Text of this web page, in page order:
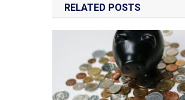
entradas
RELATED POSTS